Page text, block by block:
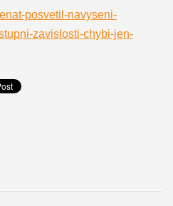
posvetil-navyseni-
zavislosti-chybi-jen-